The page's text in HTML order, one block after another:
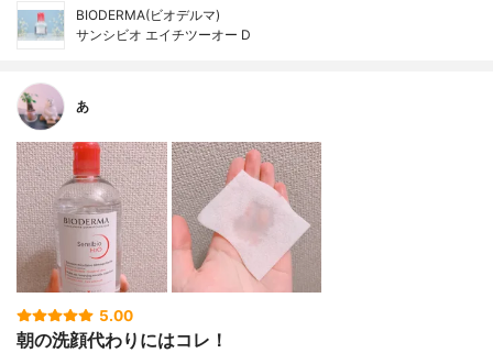
BIODERMA(ビオデルマ)
サンシビオ エイチツーオー D
あ
5.00
朝の洗顔代わりにはコレ！